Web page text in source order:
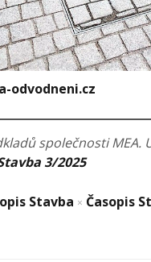
odvodneni.cz
společnosti MEA.
3/2025
Stavba × Časopis